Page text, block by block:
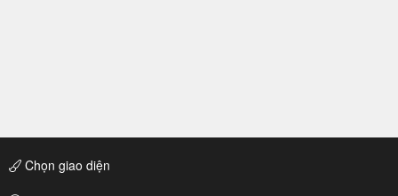
Chọn giao diện